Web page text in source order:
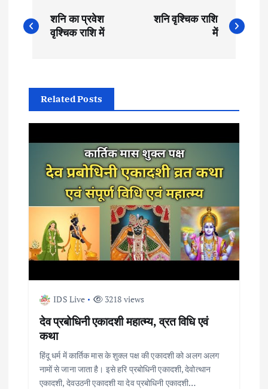
o
t
n
g
a
शनि का प्रवेश
वृश्चिक राशि में
शनि वृश्चिक राशि
में
Related Posts
IDS Live 3218 views
देव प्रबोधिनी एकादशी महात्म्य, व्रत विधि एवं
कथा
हिंदू धर्म में कार्तिक मास के शुक्ल पक्ष की एकादशी को अलग अलग
नामों से जाना जाता है। इसे हरि प्रबोधिनी एकादशी, देवोत्थान
एकादशी, देवउठनी एकादशी या देव प्रबोधिनी एकादशी…